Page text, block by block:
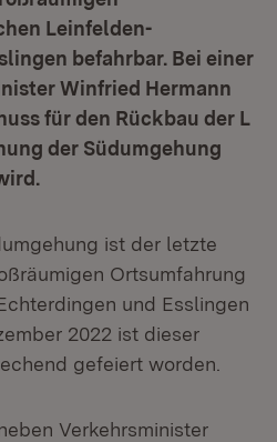
Leinfelden-
befahrbar. Bei einer
Winfried Hermann
für den Rückbau der L
der Südumgehung
ist der letzte
Ortsumfahrung
und Esslingen
2022 ist dieser
gefeiert worden.
Verkehrsminister